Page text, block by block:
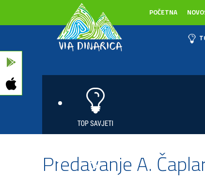
POČETNA
Predavanje A.